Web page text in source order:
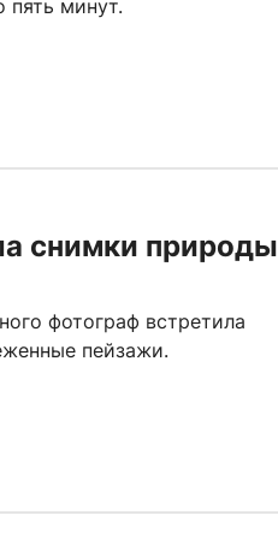
пять минут.
снимки природы
фотограф встретила
пейзажи.